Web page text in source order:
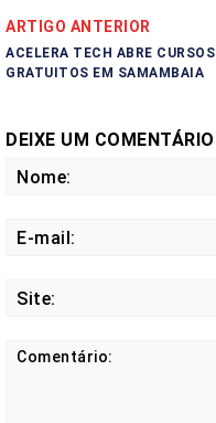
ARTIGO ANTERIOR
ACELERA TECH ABRE CURSOS
GRATUITOS EM SAMAMBAIA
DEIXE UM COMENTÁRIO